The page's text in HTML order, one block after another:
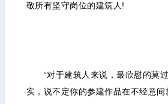
敬所有坚守岗位的建筑人!
“对于建筑人来说，最欣慰的莫过
实，说不定你的参建作品在不经意